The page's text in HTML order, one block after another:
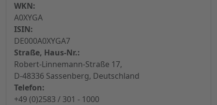
WKN:
A0XYGA
ISIN:
DE000A0XYGA7
Straße, Haus-Nr.:
Robert-Linnemann-Straße 17,
D-48336 Sassenberg, Deutschland
Telefon:
+49 (0)2583 / 301 - 1000